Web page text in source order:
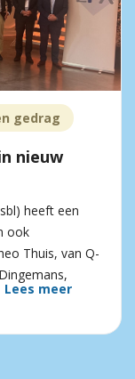
gedrag
nieuw
heeft een
ook
Thuis, van Q-
Lees meer